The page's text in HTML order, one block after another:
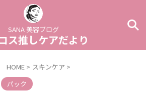
SANA 美容ブログ
ス推しケアだより
HOME > スキンケア >
パック